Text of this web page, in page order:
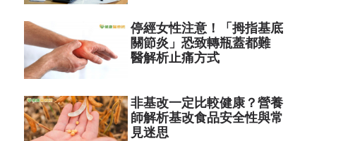
停經女性注意！「拇指基底
關節炎」恐致轉瓶蓋都難
醫解析止痛方式
非基改一定比較健康？營養
師解析基改食品安全性與常
見迷思